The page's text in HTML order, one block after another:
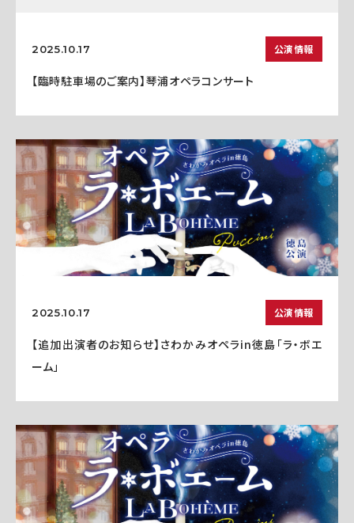
2025.10.17 公演情報
【臨時駐車場のご案内】琴浦オペラコンサート
2025.10.17 公演情報
【追加出演者のお知らせ】さわかみオペラin徳島「ラ・ボエ
ーム」